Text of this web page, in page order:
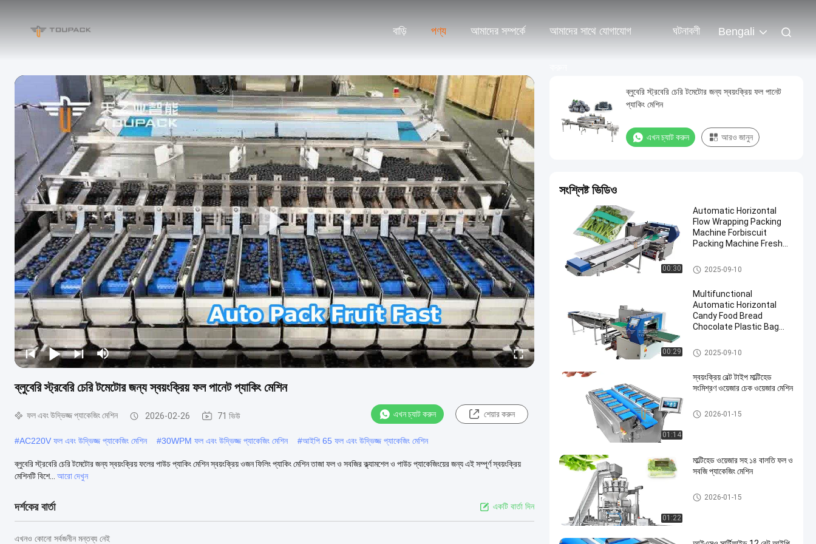
বাড়ি পণ্য আমাদের সম্পর্কে আমাদের সাথে যোগাযোগ ঘটনাবলী Bengali
ব্লুবেরি স্ট্রবেরি চেরি টমেটোর জন্য স্বয়ংক্রিয় ফল পানেট প্যাকিং মেশিন
ফল এবং উদ্ভিজ্জ প্যাকেজিং মেশিন 2026-02-26 71 ভিউ এখন চ্যাট করুন শেয়ার করুন
#AC220V ফল এবং উদ্ভিজ্জ প্যাকেজিং মেশিন #30WPM ফল এবং উদ্ভিজ্জ প্যাকেজিং মেশিন #আইপি 65 ফল এবং উদ্ভিজ্জ প্যাকেজিং মেশিন
ব্লুবেরি স্ট্রবেরি চেরি টমেটোর জন্য স্বয়ংক্রিয় ফলের পাউচ প্যাকিং মেশিন স্বয়ংক্রিয় ওজন ফিলিং প্যাকিং মেশিন তাজা ফল ও সবজির ক্ল্যামশেল ও পাউচ প্যাকেজিংয়ের জন্য এই সম্পূর্ণ স্বয়ংক্রিয়
মেশিনটি বিশে...
আরো দেখুন
দর্শকের বার্তা একটি বার্তা দিন
এখনও কোনো সর্বজনীন মন্তব্য নেই
ব্লুবেরি স্ট্রবেরি চেরি টমেটোর জন্য স্বয়ংক্রিয় ফল পানেট
প্যাকিং মেশিন
এখন চ্যাট করুন আরও জানুন
সংশ্লিষ্ট ভিডিও
00:30
Automatic Horizontal
Flow Wrapping Packing
Machine Forbiscuit
Packing Machine Fresh
Pillow Bag Packing
Machine
ফল এবং উদ্ভিজ্জ প্যাকেজিং মেশিন
2025-09-10
00:29
Multifunctional
Automatic Horizontal
Candy Food Bread
Chocolate Plastic Bag
Packing Machine
ফল এবং উদ্ভিজ্জ প্যাকেজিং মেশিন
2025-09-10
01:14
স্বয়ংক্রিয় বেল্ট টাইপ মাল্টিহেড
সংমিশ্রণ ওয়েজার চেক ওয়েজার মেশিন
মাল্টিহেড ওয়েদার প্যাকিং মেশিন
2026-01-15
01:22
মাল্টিহেড ওয়েজার সহ ১৪ বালতি ফল ও
সবজি প্যাকেজিং মেশিন
ফল এবং উদ্ভিজ্জ প্যাকেজিং মেশিন
2026-01-15